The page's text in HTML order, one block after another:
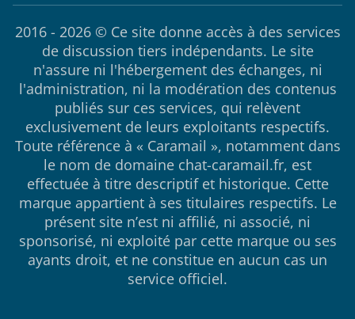
2016 - 2026 © Ce site donne accès à des services
de discussion tiers indépendants. Le site
n'assure ni l'hébergement des échanges, ni
l'administration, ni la modération des contenus
publiés sur ces services, qui relèvent
exclusivement de leurs exploitants respectifs.
Toute référence à « Caramail », notamment dans
le nom de domaine chat-caramail.fr, est
effectuée à titre descriptif et historique. Cette
marque appartient à ses titulaires respectifs. Le
présent site n’est ni affilié, ni associé, ni
sponsorisé, ni exploité par cette marque ou ses
ayants droit, et ne constitue en aucun cas un
service officiel.